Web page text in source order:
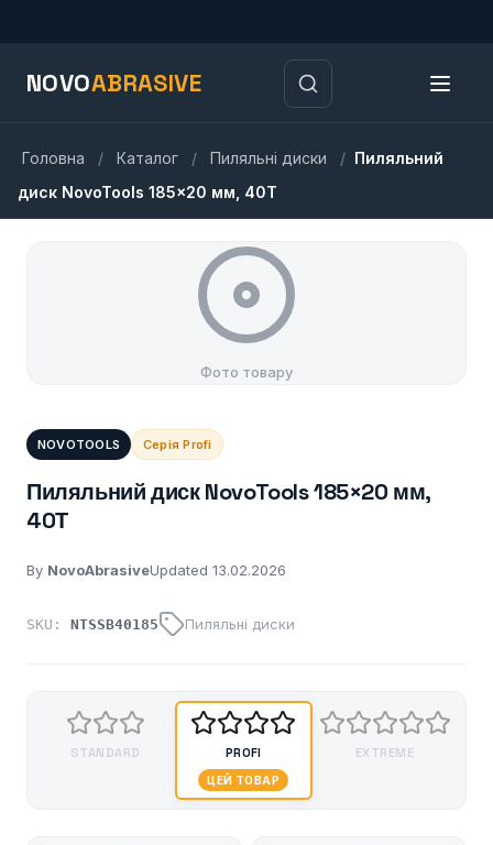
NOVOABRASIVE
Головна / Каталог / Пиляльні диски / Пиляльний
диск NovoTools 185×20 мм, 40Т
Фото товару
NOVOTOOLS Серія Profi
Пиляльний диск NovoTools 185×20 мм,
40Т
By NovoAbrasiveUpdated 13.02.2026
SKU: NTSSB40185 Пиляльні диски
STANDARD PROFI
ЦЕЙ ТОВАР
EXTREME